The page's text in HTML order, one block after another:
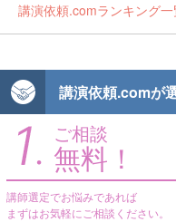
講演依頼.comランキング一
講演依頼.comが
ご相談
無料！
講師選定でお悩みであれば
まずはお気軽にご相談ください。